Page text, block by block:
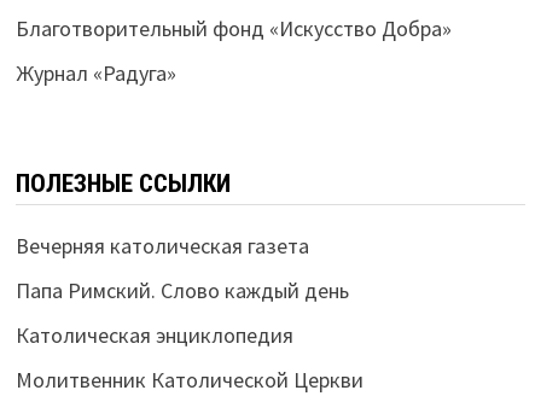
Благотворительный фонд «Искусство Добра»
Журнал «Радуга»
ПОЛЕЗНЫЕ ССЫЛКИ
Вечерняя католическая газета
Папа Римский. Слово каждый день
Католическая энциклопедия
Молитвенник Католической Церкви